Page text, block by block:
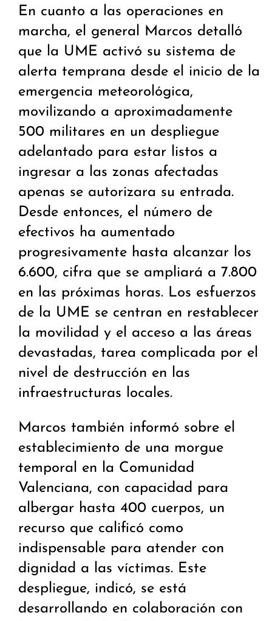
En cuanto a las operaciones en
marcha, el general Marcos detalló
que la UME activó su sistema de
alerta temprana desde el inicio de la
emergencia meteorológica,
movilizando a aproximadamente
500 militares en un despliegue
adelantado para estar listos a
ingresar a las zonas afectadas
apenas se autorizara su entrada.
Desde entonces, el número de
efectivos ha aumentado
progresivamente hasta alcanzar los
6.600, cifra que se ampliará a 7.800
en las próximas horas. Los esfuerzos
de la UME se centran en restablecer
la movilidad y el acceso a las áreas
devastadas, tarea complicada por el
nivel de destrucción en las
infraestructuras locales.
Marcos también informó sobre el
establecimiento de una morgue
temporal en la Comunidad
Valenciana, con capacidad para
albergar hasta 400 cuerpos, un
recurso que calificó como
indispensable para atender con
dignidad a las víctimas. Este
despliegue, indicó, se está
desarrollando en colaboración con